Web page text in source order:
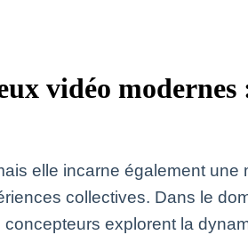
vidéo modernes
elle incarne également une
collectives. Dans le
explorent la